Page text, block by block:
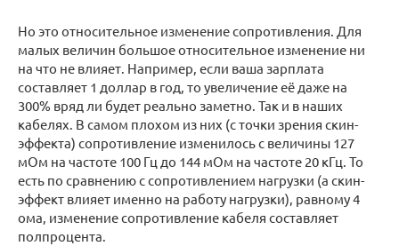
Но это относительное изменение сопротивления. Для
малых величин большое относительное изменение ни
на что не влияет. Например, если ваша зарплата
составляет 1 доллар в год, то увеличение её даже на
300% вряд ли будет реально заметно. Так и в наших
кабелях. В самом плохом из них (с точки зрения скин-
эффекта) сопротивление изменилось с величины 127
мОм на частоте 100 Гц до 144 мОм на частоте 20 кГц. То
есть по сравнению с сопротивлением нагрузки (а скин-
эффект влияет именно на работу нагрузки), равному 4
ома, изменение сопротивление кабеля составляет
полпроцента.